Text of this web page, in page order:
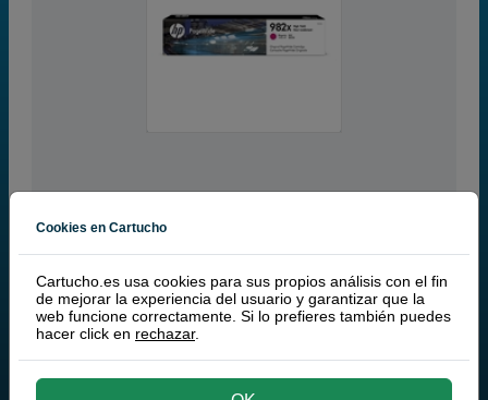
magenta
RECÍBELO EN 48 HORAS
16.000 páginas
HP 982X Cartucho de tinta magenta XL (HP T0B28A), cartucho de
Cookies en Cartucho
Cartucho.es usa cookies para sus propios análisis con el fin
de mejorar la experiencia del usuario y garantizar que la
web funcione correctamente. Si lo prefieres también puedes
hacer click en rechazar.